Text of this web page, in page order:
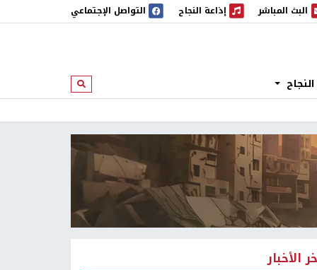
البث المباشر
المباشر إذاعة النجاح
إذاعة النجاح التواصل الإجتماعي
ابحث
الأخبار